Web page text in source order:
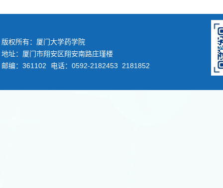
版权所有：厦门大学药学院
地址：厦门市翔安区翔安南路庄瑾楼
邮编：361102
电话：0592-2182453 2181852